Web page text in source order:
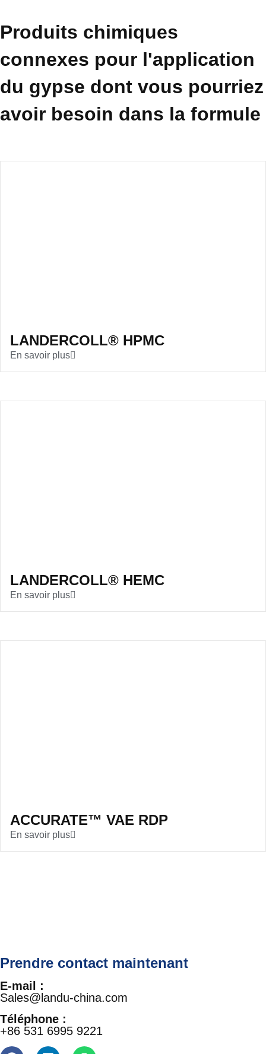
Produits chimiques
connexes pour l'application
du gypse dont vous pourriez
avoir besoin dans la formule
LANDERCOLL® HPMC
En savoir plus
LANDERCOLL® HEMC
En savoir plus
ACCURATE™ VAE RDP
En savoir plus
Prendre contact maintenant
E-mail :
Sales@landu-china.com
Téléphone :
+86 531 6995 9221